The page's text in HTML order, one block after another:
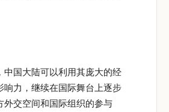
中国大陆可以利用其庞大的经
响力，继续在国际舞台上逐步
外交空间和国际组织的参与